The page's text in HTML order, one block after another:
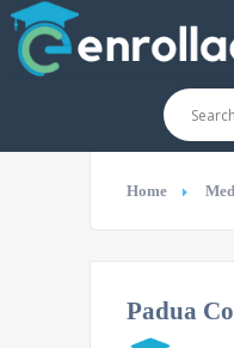
Home
Padua